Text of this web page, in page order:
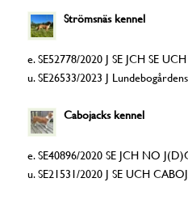
Strömsnäs kennel
e. SE52778/2020 J SE JCH SE
u. SE26533/2023 J
Cabojacks kennel
e. SE40896/2020 SE JCH NO
u. SE21531/2020 J SE UCH